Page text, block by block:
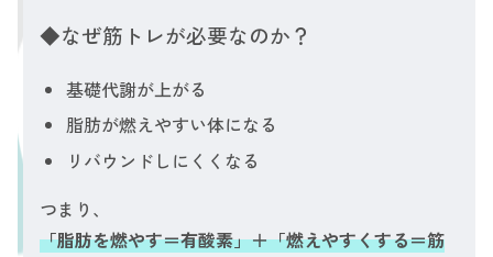
◆なぜ筋トレが必要なのか？
基礎代謝が上がる
脂肪が燃えやすい体になる
リバウンドしにくくなる
つまり、
「脂肪を燃やす＝有酸素」＋「燃えやすくする＝筋